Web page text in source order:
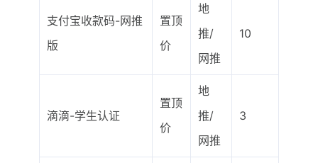
支付宝收款码-网推
版
置顶
价
地
推/
网推
10
滴滴-学生认证
置顶
价
地
推/
网推
3